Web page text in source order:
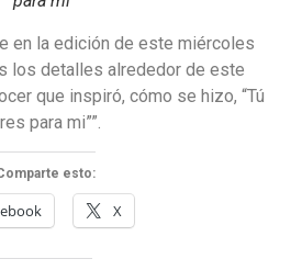
en la edición de este miércoles
los detalles alrededor de este
que inspiró, cómo se hizo, “Tú
para mi””.
esto:
X